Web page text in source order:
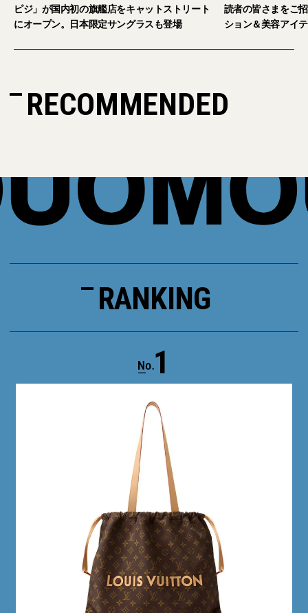
ャットストリート
ラスも登場
読者の皆さまをご招待。【2026年秋冬ファッ
ション＆美容アイテム試し放題】
RECOMMENDED
RANKING
1